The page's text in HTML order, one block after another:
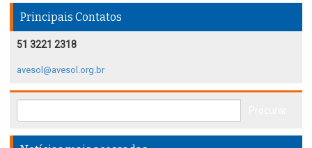
Principais Contatos
51 3221 2318
avesol@avesol.org.br